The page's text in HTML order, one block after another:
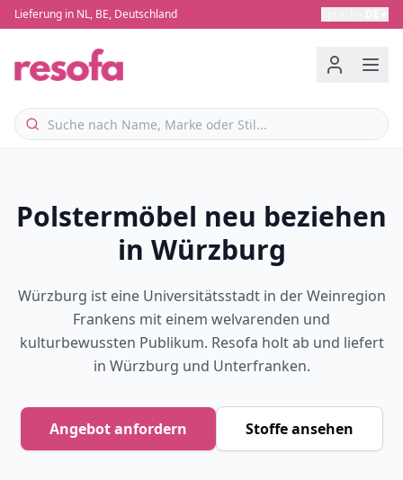
Lieferung in NL, BE, Deutschland
Polstermöbel neu beziehen
in Würzburg
Würzburg ist eine Universitätsstadt in der Weinregion
Frankens mit einem welvarenden und
kulturbewussten Publikum. Resofa holt ab und liefert
in Würzburg und Unterfranken.
Angebot anfordern Stoffe ansehen